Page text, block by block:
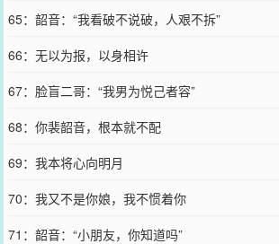
65：韶音：“我看破不说破，人艰不拆”
66：无以为报，以身相许
67：脸盲二哥：“我男为悦己者容”
68：你裴韶音，根本就不配
69：我本将心向明月
70：我又不是你娘，我不惯着你
71：韶音：“小朋友，你知道吗”